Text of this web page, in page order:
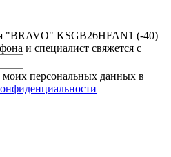
"BRAVO" KSGB26HFAN1 (-40)
и специалист свяжется с
моих персональных данных в